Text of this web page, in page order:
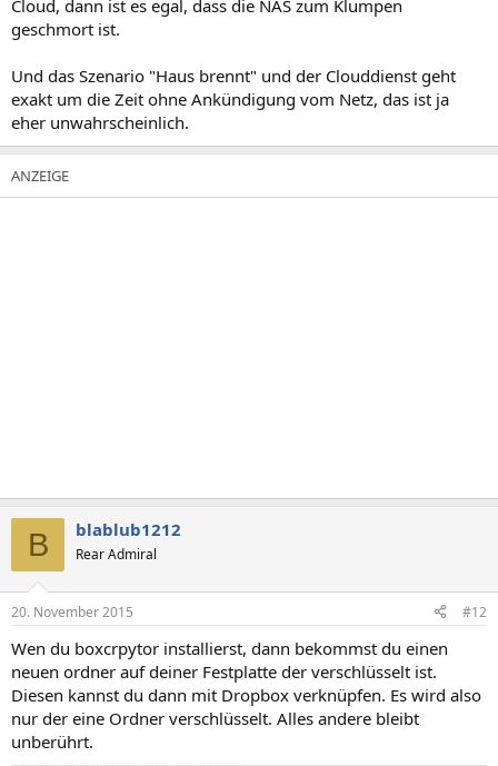
Cloud, dann ist es egal, dass die NAS zum Klumpen
geschmort ist.
Und das Szenario "Haus brennt" und der Clouddienst geht
exakt um die Zeit ohne Ankündigung vom Netz, das ist ja
eher unwahrscheinlich.
B blablub1212
Rear Admiral
20. November 2015 #12
Wen du boxcrpytor installierst, dann bekommst du einen
neuen ordner auf deiner Festplatte der verschlüsselt ist.
Diesen kannst du dann mit Dropbox verknüpfen. Es wird also
nur der eine Ordner verschlüsselt. Alles andere bleibt
unberührt.